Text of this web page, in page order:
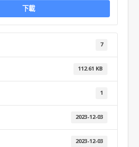
下載
7
112.61 KB
1
2023-12-03
2023-12-03